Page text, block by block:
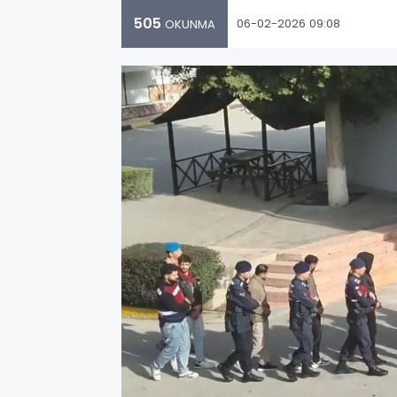
505 OKUNMA 06-02-2026 09:08